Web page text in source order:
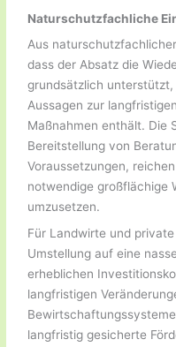
Naturschutzfachliche
Aus
dass der Absatz die
grundsätzlich
Aussagen zur
Maßnahmen enthält. Die
Bereitstellung von
Voraussetzungen,
notwendige großflächige
umzusetzen.
Für Landwirte und
Umstellung auf eine
erheblichen
langfristigen
langfristig gesicherte